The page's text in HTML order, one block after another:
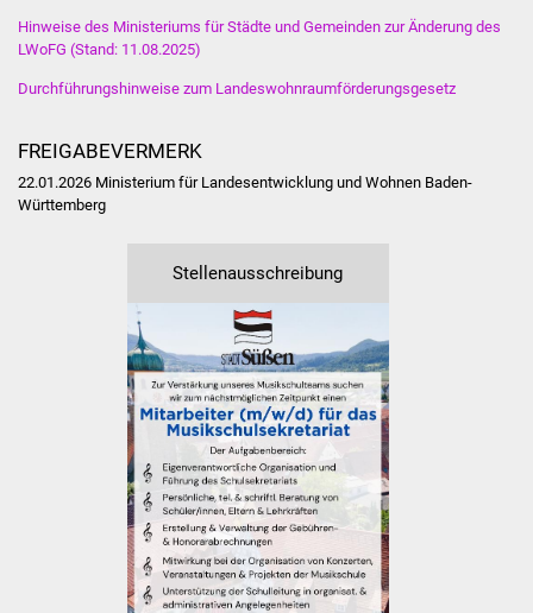
Tourismus
Schwäbischer Albtrauf
Industriekultur
Senioren
Stadtseniorenrat
Sommerwochen für
Ältere
Seniorenwohn- und
Pflegeheim
Familien
Hinweise des Ministeriums für Städte und Gemeinden zur Änderung des
LWoFG (Stand: 11.08.2025)
Durchführungshinweise zum Landeswohnraumförderungsgesetz
FREIGABEVERMERK
22.01.2026Ministerium für Landesentwicklung und Wohnen Baden-
Württemberg
Stellenausschreibung